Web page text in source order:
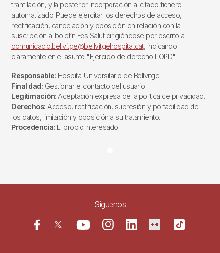
tramitación, y la posterior incorporación al citado fichero
automatizado. Puede ejercitar los derechos de acceso,
rectificación, cancelación y oposición en relación con la
suscripción al boletín Fes Salut dirigiéndose por escrito a
comunicacio.bellvitge@bellvitgehospital.cat, indicando
claramente en el asunto "Ejercicio de derecho LOPD".
Responsable: Hospital Universitario de Bellvitge.
Finalidad: Gestionar el contacto del usuario
Legitimación: Aceptación expresa de la política de privacidad.
Derechos: Acceso, rectificación, supresión y portabilidad de
los datos, limitación y oposición a su tratamiento.
Procedencia: El propio interesado.
Siguenos